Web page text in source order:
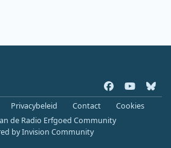
a
c
e
o
u
b
l
u
Privacybeleid Contact
Cookies
de Radio Erfgoed Community
byInvision Community